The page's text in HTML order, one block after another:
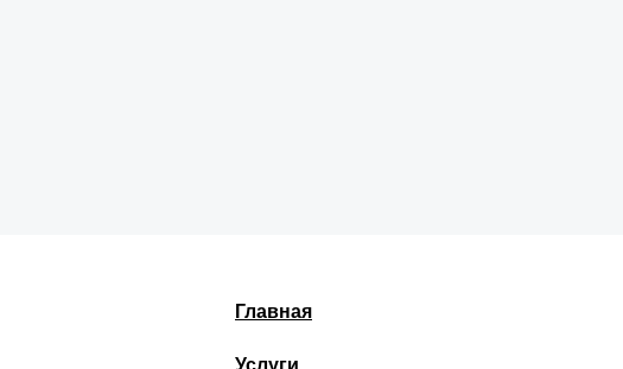
Главная
Услуги